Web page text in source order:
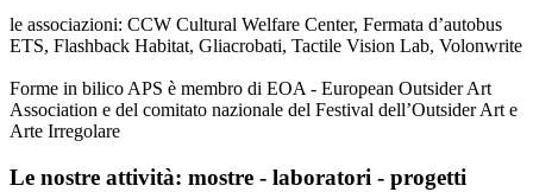
le associazioni: CCW Cultural Welfare Center, Fermata d’autobus
ETS, Flashback Habitat, Gliacrobati, Tactile Vision Lab, Volonwrite
Forme in bilico APS è membro di EOA - European Outsider Art
Association e del comitato nazionale del Festival dell’Outsider Art e
Arte Irregolare
Le nostre attività: mostre - laboratori - progetti